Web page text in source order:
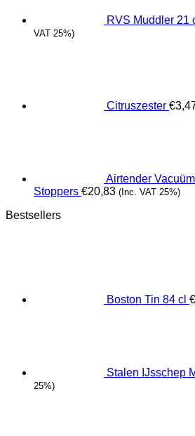
RVS Muddler 21
VAT 25%)
Citruszester €
Airtender
Stoppers €20,83 (Inc. VAT 25%)
Bestsellers
Boston Tin 84 cl €
Stalen IJsschep
25%)